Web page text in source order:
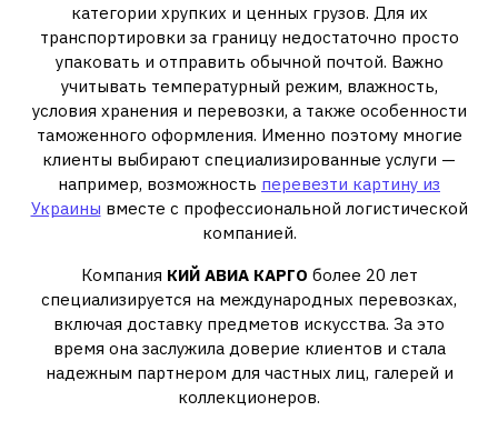
категории хрупких и ценных грузов. Для их
транспортировки за границу недостаточно просто
упаковать и отправить обычной почтой. Важно
учитывать температурный режим, влажность,
условия хранения и перевозки, а также особенности
таможенного оформления. Именно поэтому многие
клиенты выбирают специализированные услуги —
например, возможность перевезти картину из
Украины вместе с профессиональной логистической
компанией.
Компания КИЙ АВИА КАРГО более 20 лет
специализируется на международных перевозках,
включая доставку предметов искусства. За это
время она заслужила доверие клиентов и стала
надежным партнером для частных лиц, галерей и
коллекционеров.